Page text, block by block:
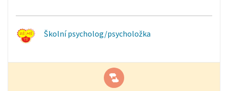
Školní psycholog/psycholožka